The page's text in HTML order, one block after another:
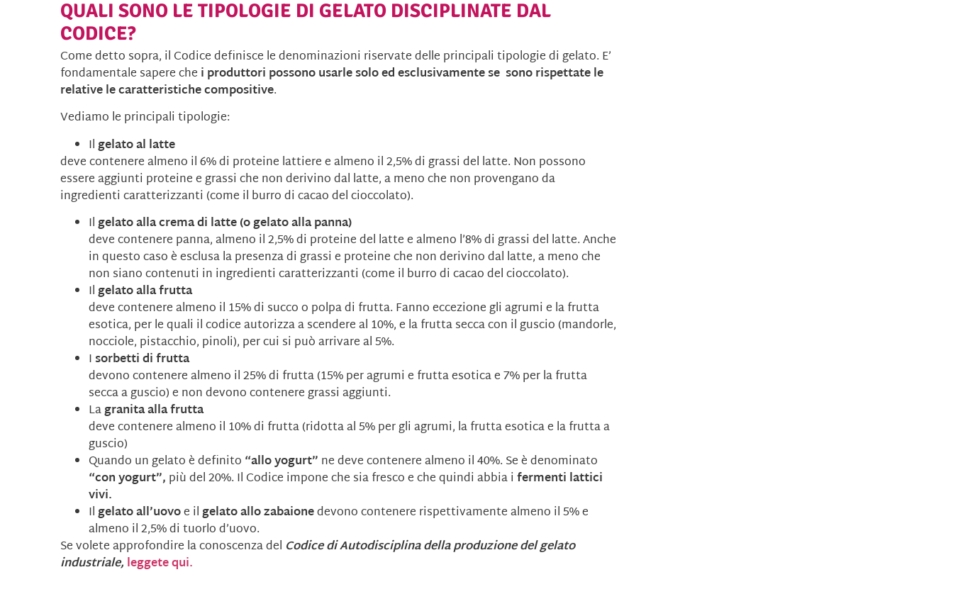
QUALI SONO LE TIPOLOGIE DI GELATO DISCIPLINATE DAL
CODICE?
Come detto sopra, il Codice definisce le denominazioni riservate delle principali tipologie di gelato. E’
fondamentale sapere che i produttori possono usarle solo ed esclusivamente se sono rispettate le
relative le caratteristiche compositive.
Vediamo le principali tipologie:
Ilgelato al latte
deve contenere almeno il 6% di proteine lattiere e almeno il 2,5% di grassi del latte. Non possono
essere aggiunti proteine e grassi che non derivino dal latte, a meno che non provengano da
ingredienti caratterizzanti (come il burro di cacao del cioccolato).
Ilgelato alla crema di latte (o gelato alla panna)
deve contenere panna, almeno il 2,5% di proteine del latte e almeno l’8% di grassi del latte. Anche
in questo caso è esclusa la presenza di grassi e proteine che non derivino dal latte, a meno che
non siano contenuti in ingredienti caratterizzanti (come il burro di cacao del cioccolato).
Ilgelato alla frutta
deve contenere almeno il 15% di succo o polpa di frutta. Fanno eccezione gli agrumi e la frutta
esotica, per le quali il codice autorizza a scendere al 10%, e la frutta secca con il guscio (mandorle,
nocciole, pistacchio, pinoli), per cui si può arrivare al 5%.
I sorbetti di frutta
devono contenere almeno il 25% di frutta (15% per agrumi e frutta esotica e 7% per la frutta
secca a guscio) e non devono contenere grassi aggiunti.
Lagranita alla frutta
deve contenere almeno il 10% di frutta (ridotta al 5% per gli agrumi, la frutta esotica e la frutta a
guscio)
Quando un gelato è definito “allo yogurt” ne deve contenere almeno il 40%. Se è denominato
“con yogurt”, più del 20%. Il Codice impone che sia fresco e che quindi abbia ifermenti lattici
vivi.
Ilgelato all’uovoe ilgelato allo zabaionedevono contenere rispettivamente almeno il 5% e
almeno il 2,5% di tuorlo d’uovo.
Se volete approfondire la conoscenza del Codice di Autodisciplina della produzione del gelato
industriale, leggete qui.